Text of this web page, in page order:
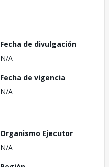
Fecha de divulgación
N/A
Fecha de vigencia
N/A
Organismo Ejecutor
N/A